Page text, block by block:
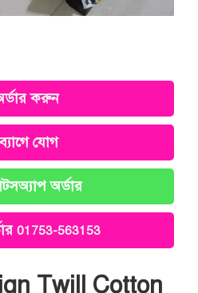
করুন
যোগ
অর্ডার
01753-563153
Twill Cotton